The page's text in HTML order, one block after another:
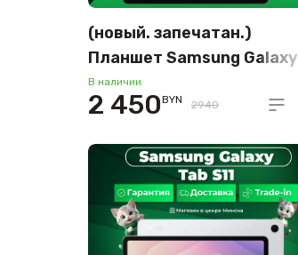
(новый. запечатан.)
Планшет Samsung Galaxy
Tab S11 Wi-Fi SM-X730
12GB/256GB (серый)
В наличии
2 450BYN 2940